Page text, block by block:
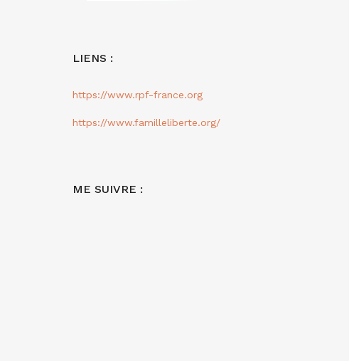
LIENS :
https://www.rpf-france.org
https://www.familleliberte.org/
ME SUIVRE :